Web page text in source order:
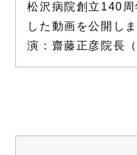
松沢病院創立140
した動画を公開し
演：齋藤正彦院長